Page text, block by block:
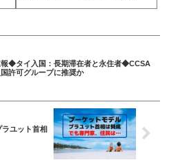
◆タイ入国：長期滞在者と永住者◆CCSA
許可グループに推奨か
ユット首相